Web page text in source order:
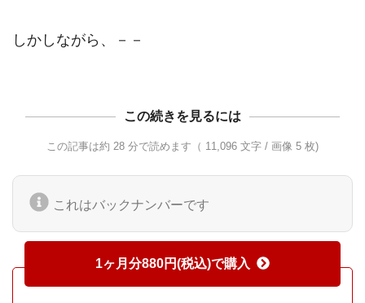
しかしながら、－－
この続きを見るには
この記事は約 28 分で読めます（ 11,096 文字 / 画像 5 枚)
これはバックナンバーです
1ヶ月分880円(税込)で購入